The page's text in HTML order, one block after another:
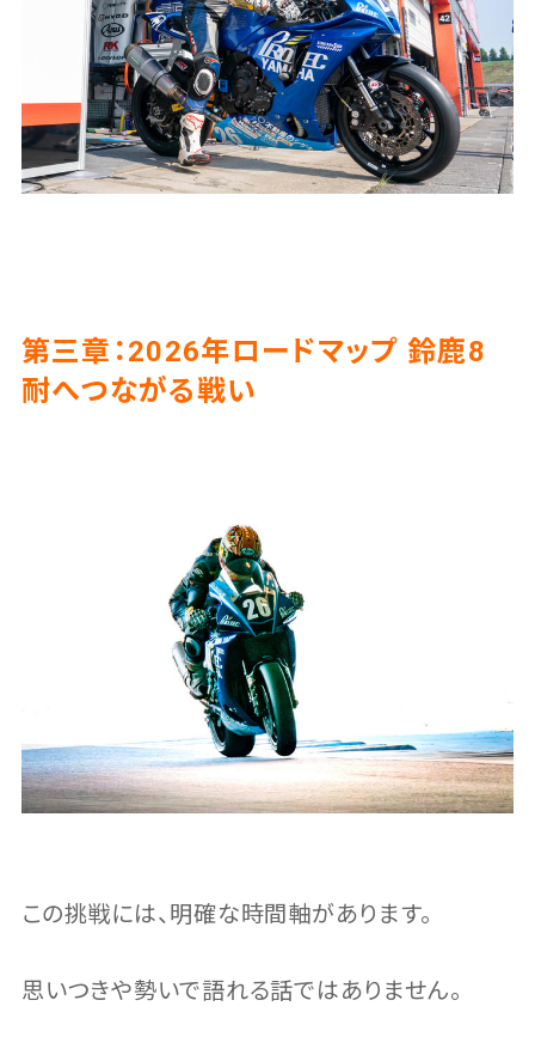
第三章：2026年ロードマップ 鈴鹿8
耐へつながる戦い
この挑戦には、明確な時間軸があります。
思いつきや勢いで語れる話ではありません。